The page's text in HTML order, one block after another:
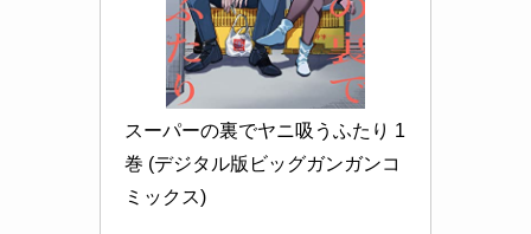
スーパーの裏でヤニ吸うふたり 1
巻 (デジタル版ビッグガンガンコ
ミックス)